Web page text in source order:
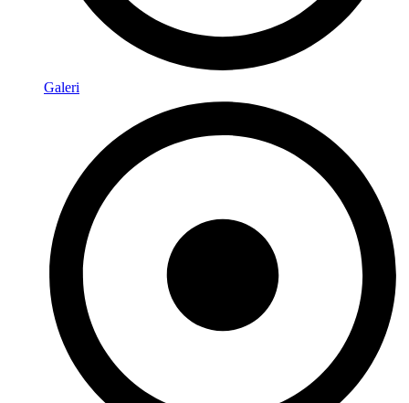
Galeri